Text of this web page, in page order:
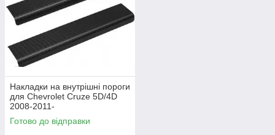
Накладки на внутрішні пороги
для Chevrolet Cruze 5D/4D
2008-2011-
Готово до відправки